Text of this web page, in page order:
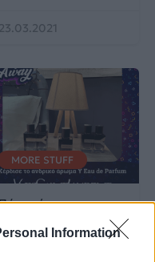
Information
23.03.2021
MORE STUFF
μέρος στο πιο
ένα ανδρικό